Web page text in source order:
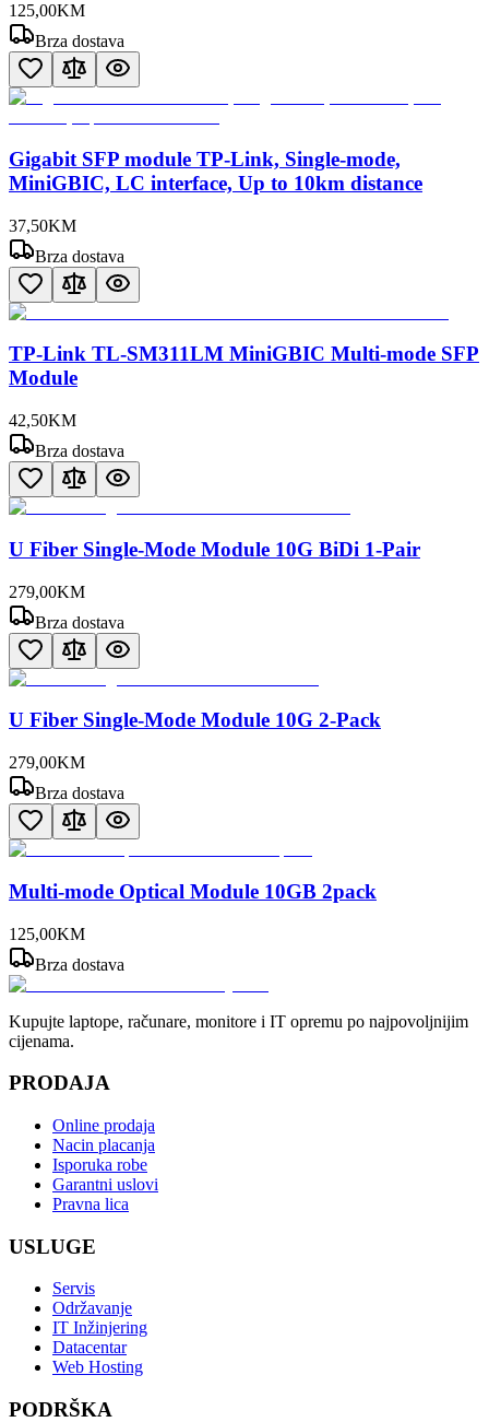
125,00KM
Brza dostava
Gigabit SFP module TP-Link, Single-mode,
MiniGBIC, LC interface, Up to 10km distance
37,50KM
Brza dostava
TP-Link TL-SM311LM MiniGBIC Multi-mode SFP
Module
42,50KM
Brza dostava
U Fiber Single-Mode Module 10G BiDi 1-Pair
279,00KM
Brza dostava
U Fiber Single-Mode Module 10G 2-Pack
279,00KM
Brza dostava
Multi-mode Optical Module 10GB 2pack
125,00KM
Brza dostava
Kupujte laptope, računare, monitore i IT opremu po najpovoljnijim
cijenama.
PRODAJA
Online prodaja
Nacin placanja
Isporuka robe
Garantni uslovi
Pravna lica
USLUGE
Servis
Održavanje
IT Inžinjering
Datacentar
Web Hosting
PODRŠKA